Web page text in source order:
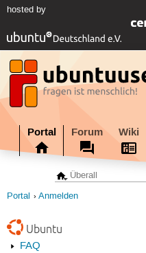
hosted by
Portal Forum Wiki
Portal Anmelden
Ubuntu
FAQ